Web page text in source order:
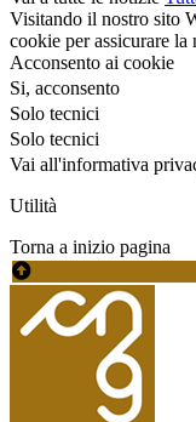
Visitando il nostro sito
cookie per assicurare
Acconsento ai cookie
Si, acconsento
Solo tecnici
Solo tecnici
Vai all'informativa
Utilità
Torna a inizio pagina